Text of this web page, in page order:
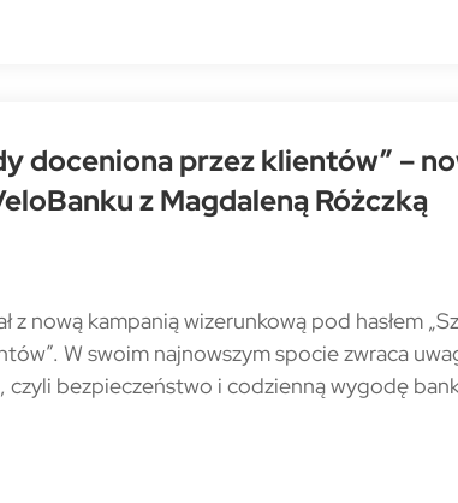
doceniona przez klientów” –
z Magdaleną Różczką
z nową kampanią wizerunkową pod hasłem
W swoim najnowszym spocie zwraca
czyli bezpieczeństwo i codzienną wygodę